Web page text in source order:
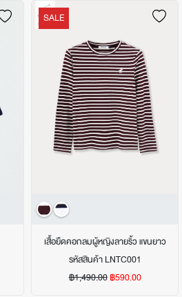
SALE
เสื้อยืดคอกลมผู้หญิงลายริ้ว แขนยาว
รหัสสินค้า LNTC001
฿1,490.00 ฿590.00